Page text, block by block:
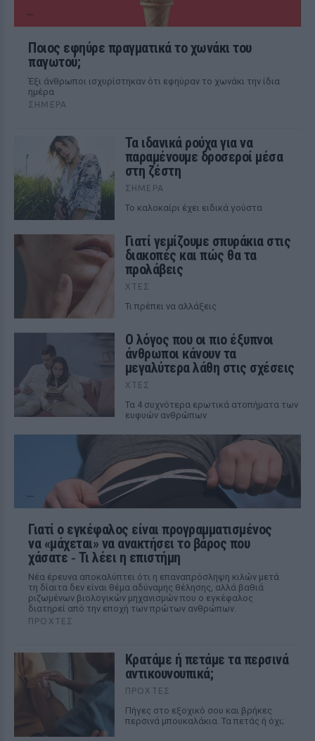
Ποιος εφηύρε πραγματικά το χωνάκι του
παγωτού;
Έξι άνθρωποι ισχυρίστηκαν ότι εφηύραν το χωνάκι την ίδια
ημέρα
ΣΉΜΕΡΑ
Τα ιδανικά ρούχα για να
παραμένουμε δροσεροί μέσα
στη ζέστη
ΣΉΜΕΡΑ
To καλοκαίρι έχει ειδικά γούστα
Γιατί γεμίζουμε σπυράκια στις
διακοπές και πώς θα τα
προλάβεις
ΧΤΕΣ
Τι πρέπει να αλλάξεις
Ο λόγος που οι πιο έξυπνοι
άνθρωποι κάνουν τα
μεγαλύτερα λάθη στις σχέσεις
ΧΤΕΣ
Τα 4 συχνότερα ερωτικά ατοπήματα των
ευφυών ανθρώπων
Γιατί ο εγκέφαλος είναι προγραμματισμένος
να «μάχεται» να ανακτήσει το βάρος που
χάσατε ‑ Τι λέει η επιστήμη
Νέα έρευνα αποκαλύπτει ότι η επαναπρόσληψη κιλών μετά
τη δίαιτα δεν είναι θέμα αδύναμης θέλησης, αλλά βαθιά
ριζωμένων βιολογικών μηχανισμών που ο εγκέφαλος
διατηρεί από την εποχή των πρώτων ανθρώπων.
ΠΡΟΧΤΈΣ
Κρατάμε ή πετάμε τα περσινά
αντικουνουπικά;
ΠΡΟΧΤΈΣ
Πήγες στο εξοχικό σου και βρήκες
περσινά μπουκαλάκια. Τα πετάς ή όχι;